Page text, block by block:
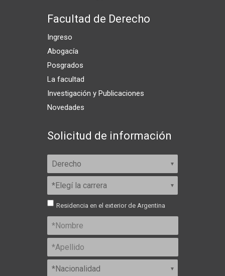
Facultad de Derecho
Ingreso
Abogacía
Posgrados
La facultad
Investigación y Publicaciones
Novedades
Solicitud de información
Residencia en el exterior de Argentina